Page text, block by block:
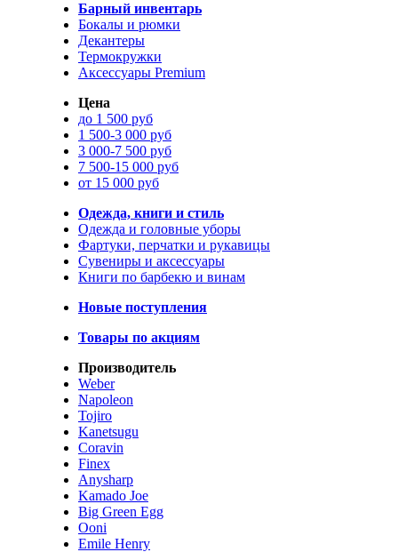
Барный инвентарь
Бокалы и рюмки
Декантеры
Термокружки
Аксессуары Premium
Цена
до 1 500 руб
1 500-3 000 руб
3 000-7 500 руб
7 500-15 000 руб
от 15 000 руб
Одежда, книги и стиль
Одежда и головные уборы
Фартуки, перчатки и рукавицы
Сувениры и аксессуары
Книги по барбекю и винам
Новые поступления
Товары по акциям
Производитель
Weber
Napoleon
Tojiro
Kanetsugu
Coravin
Finex
Anysharp
Kamado Joe
Big Green Egg
Ooni
Emile Henry